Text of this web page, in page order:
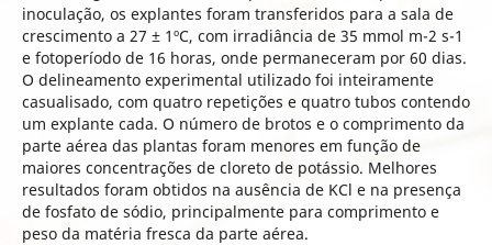
inoculação, os explantes foram transferidos para a sala de
crescimento a 27 ± 1ºC, com irradiância de 35 mmol m-2 s-1
e fotoperíodo de 16 horas, onde permaneceram por 60 dias.
O delineamento experimental utilizado foi inteiramente
casualisado, com quatro repetições e quatro tubos contendo
um explante cada. O número de brotos e o comprimento da
parte aérea das plantas foram menores em função de
maiores concentrações de cloreto de potássio. Melhores
resultados foram obtidos na ausência de KCl e na presença
de fosfato de sódio, principalmente para comprimento e
peso da matéria fresca da parte aérea.